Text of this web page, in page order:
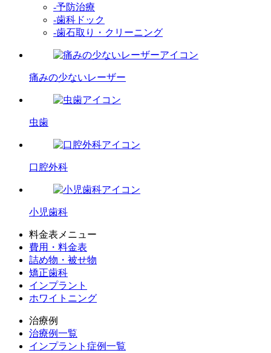
-予防治療
-歯科ドック
-歯石取り・クリーニング
痛みの少ないレーザー
虫歯
口腔外科
小児歯科
料金表メニュー
費用・料金表
詰め物・被せ物
矯正歯科
インプラント
ホワイトニング
治療例
治療例一覧
インプラント症例一覧